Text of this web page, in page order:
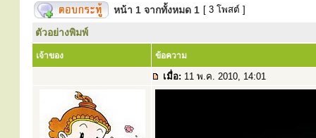
หน้า 1 จากทั้งหมด 1 [ 3 โพสต์ ]
ตัวอย่างพิมพ์
เจ้าของ ข้อความ
เมื่อ: 11 พ.ค. 2010, 14:01